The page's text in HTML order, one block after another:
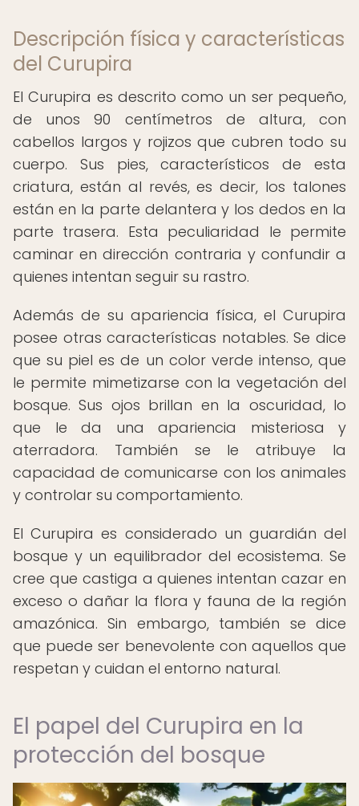
Descripción física y características
del Curupira
El Curupira es descrito como un ser pequeño,
de unos 90 centímetros de altura, con
cabellos largos y rojizos que cubren todo su
cuerpo. Sus pies, característicos de esta
criatura, están al revés, es decir, los talones
están en la parte delantera y los dedos en la
parte trasera. Esta peculiaridad le permite
caminar en dirección contraria y confundir a
quienes intentan seguir su rastro.
Además de su apariencia física, el Curupira
posee otras características notables. Se dice
que su piel es de un color verde intenso, que
le permite mimetizarse con la vegetación del
bosque. Sus ojos brillan en la oscuridad, lo
que le da una apariencia misteriosa y
aterradora. También se le atribuye la
capacidad de comunicarse con los animales
y controlar su comportamiento.
El Curupira es considerado un guardián del
bosque y un equilibrador del ecosistema. Se
cree que castiga a quienes intentan cazar en
exceso o dañar la flora y fauna de la región
amazónica. Sin embargo, también se dice
que puede ser benevolente con aquellos que
respetan y cuidan el entorno natural.
El papel del Curupira en la
protección del bosque